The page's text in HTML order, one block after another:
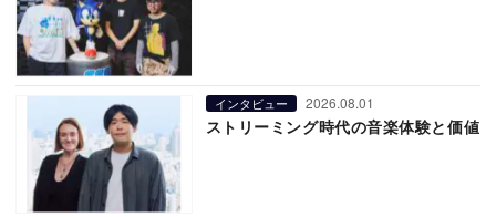
インタビュー 2026.08.01
ストリーミング時代の音楽体験と価値